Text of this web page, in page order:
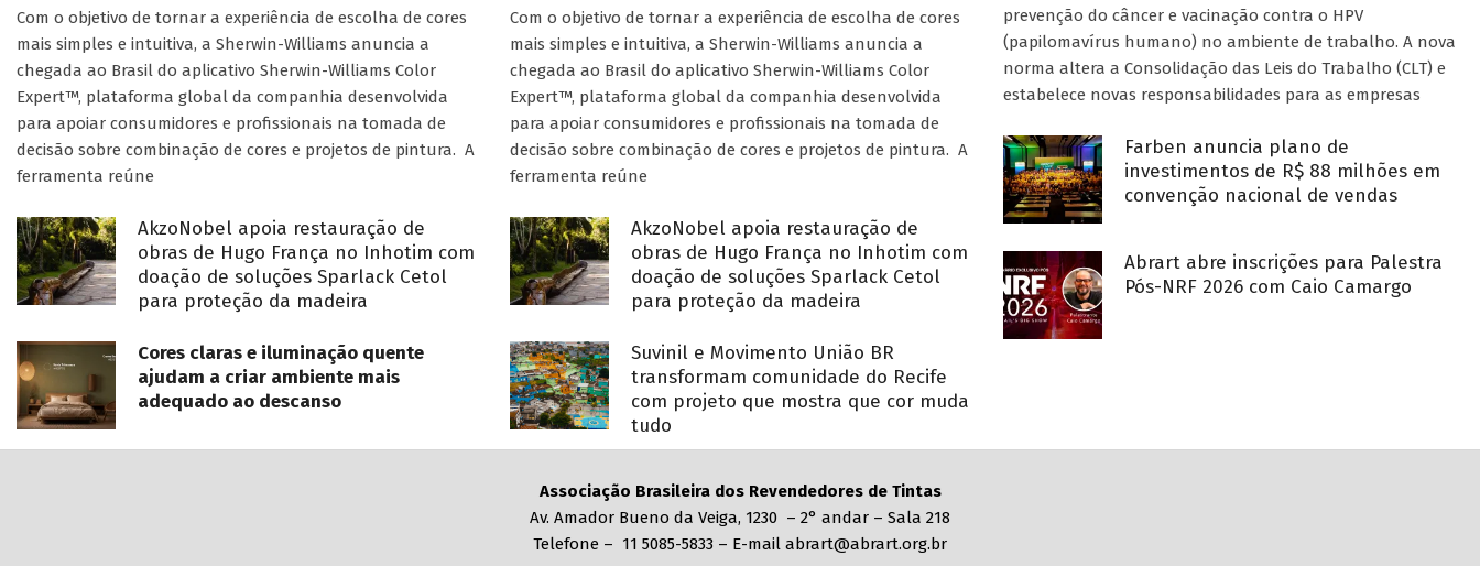
Com o objetivo de tornar a experiência de escolha de cores
mais simples e intuitiva, a Sherwin-Williams anuncia a
chegada ao Brasil do aplicativo Sherwin-Williams Color
Expert™, plataforma global da companhia desenvolvida
para apoiar consumidores e profissionais na tomada de
decisão sobre combinação de cores e projetos de pintura. A
ferramenta reúne
AkzoNobel apoia restauração de
obras de Hugo França no Inhotim com
doação de soluções Sparlack Cetol
para proteção da madeira
Cores claras e iluminação quente
ajudam a criar ambiente mais
adequado ao descanso
Com o objetivo de tornar a experiência de escolha de cores
mais simples e intuitiva, a Sherwin-Williams anuncia a
chegada ao Brasil do aplicativo Sherwin-Williams Color
Expert™, plataforma global da companhia desenvolvida
para apoiar consumidores e profissionais na tomada de
decisão sobre combinação de cores e projetos de pintura. A
ferramenta reúne
AkzoNobel apoia restauração de
obras de Hugo França no Inhotim com
doação de soluções Sparlack Cetol
para proteção da madeira
Suvinil e Movimento União BR
transformam comunidade do Recife
com projeto que mostra que cor muda
tudo
prevenção do câncer e vacinação contra o HPV
(papilomavírus humano) no ambiente de trabalho. A nova
norma altera a Consolidação das Leis do Trabalho (CLT) e
estabelece novas responsabilidades para as empresas
Farben anuncia plano de
investimentos de R$ 88 milhões em
convenção nacional de vendas
Abrart abre inscrições para Palestra
Pós-NRF 2026 com Caio Camargo
Associação Brasileira dos Revendedores de Tintas
Av. Amador Bueno da Veiga, 1230 – 2° andar – Sala 218
Telefone – 11 5085-5833 – E-mail abrart@abrart.org.br